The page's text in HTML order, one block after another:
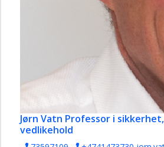
Jørn Vatn Professor i
vedlikehold